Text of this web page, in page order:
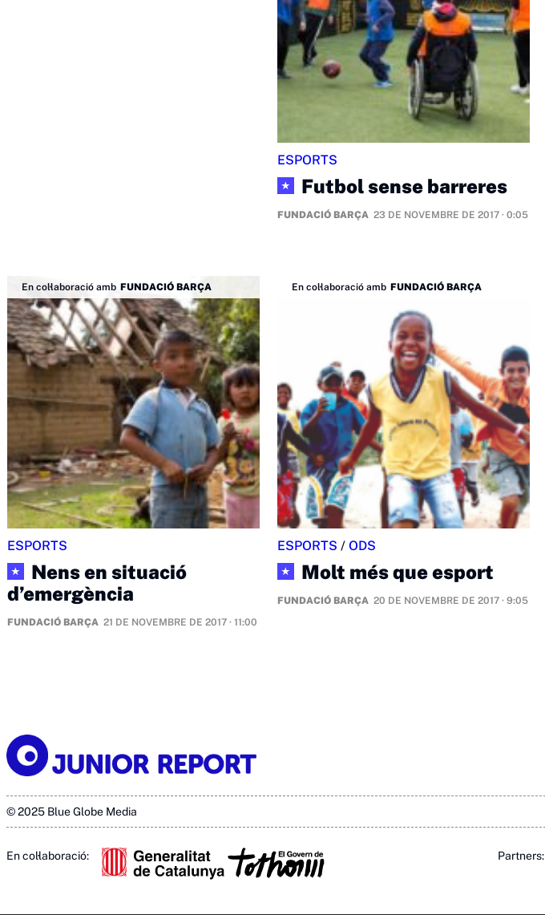
ESPORTS
★ Futbol sense barreres
FUNDACIÓ BARÇA 23 DE NOVEMBRE DE 2017 · 0:05
En col·laboració amb FUNDACIÓ BARÇA
ESPORTS
★
Nens en situació
d’emergència
FUNDACIÓ BARÇA 21 DE NOVEMBRE DE 2017 · 11:00
En col·laboració amb FUNDACIÓ BARÇA
ESPORTS / ODS
★ Molt més que esport
FUNDACIÓ BARÇA 20 DE NOVEMBRE DE 2017 · 9:05
© 2025 Blue Globe Media
En col·laboració: Partners: